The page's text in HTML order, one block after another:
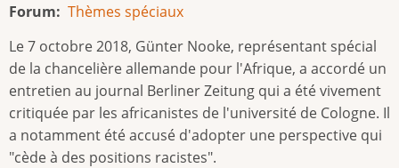
Forum
Thèmes spéciaux
Le 7 octobre 2018, Günter Nooke, représentant spécial
de la chancelière allemande pour l'Afrique, a accordé un
entretien au journal Berliner Zeitung qui a été vivement
critiquée par les africanistes de l'université de Cologne. Il
a notamment été accusé d'adopter une perspective qui
"cède à des positions racistes".